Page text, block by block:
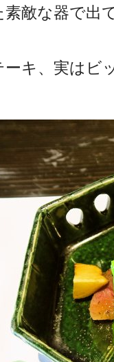
素敵な器で出
ーキ、実はビ